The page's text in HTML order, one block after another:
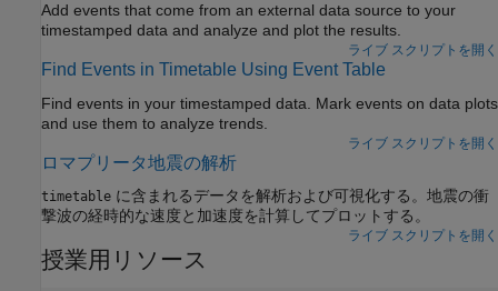
Add events that come from an external data source to your
timestamped data and analyze and plot the results.
ライブ スクリプトを開く
Find Events in Timetable Using Event Table
Find events in your timestamped data. Mark events on data plots
and use them to analyze trends.
ライブ スクリプトを開く
ロマプリータ地震の解析
timetable に含まれるデータを解析および可視化する。地震の衝
撃波の経時的な速度と加速度を計算してプロットする。
ライブ スクリプトを開く
授業用リソース